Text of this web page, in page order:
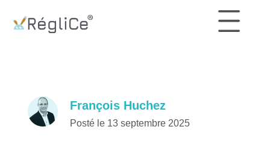
François Huchez
Posté le 13 septembre 2025